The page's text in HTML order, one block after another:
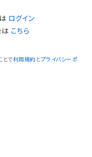
ログイン
は こちら
とで利用規約 とプライバシーポ